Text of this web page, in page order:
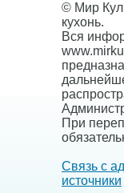
© Мир
кухонь.
Вся
При
Связь с
источники